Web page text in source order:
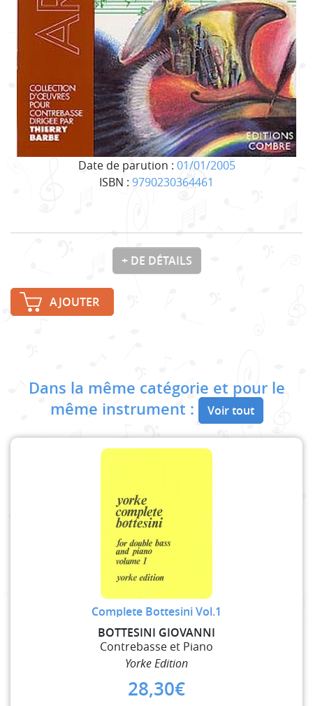
Date de parution : 01/01/2005
ISBN : 9790230364461
+ DE DÉTAILS
AJOUTER
Dans la même catégorie et pour le
même instrument :
Voir tout
Complete Bottesini Vol.1
BOTTESINI GIOVANNI
Contrebasse et Piano
Yorke Edition
28,30€